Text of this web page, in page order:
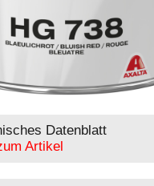
Datenblatt
Artikel